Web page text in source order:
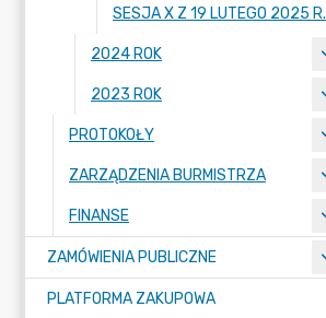
SESJA X Z 19 LUTEGO 2025 R.
2024 ROK
2023 ROK
PROTOKOŁY
ZARZĄDZENIA BURMISTRZA
FINANSE
ZAMÓWIENIA PUBLICZNE
PLATFORMA ZAKUPOWA